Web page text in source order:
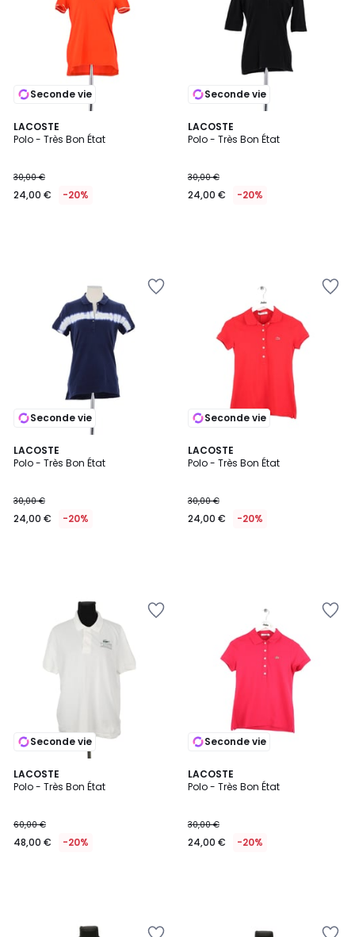
Seconde vie
LACOSTE
Polo - Très Bon État
30,00 €
24,00 € -20%
Seconde vie
LACOSTE
Polo - Très Bon État
30,00 €
24,00 € -20%
Seconde vie
LACOSTE
Polo - Très Bon État
30,00 €
24,00 € -20%
Seconde vie
LACOSTE
Polo - Très Bon État
30,00 €
24,00 € -20%
Seconde vie
LACOSTE
Polo - Très Bon État
60,00 €
48,00 € -20%
Seconde vie
LACOSTE
Polo - Très Bon État
30,00 €
24,00 € -20%